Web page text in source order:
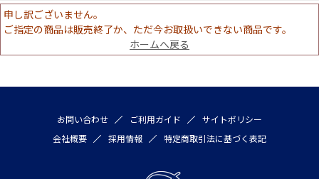
申し訳ございません。
ご指定の商品は販売終了か、ただ今お取扱いできない商品です。
ホームへ戻る
お問い合わせ ご利用ガイド
サイトポリシー
会社概要
採用情報 特定商取引法に基づく表記